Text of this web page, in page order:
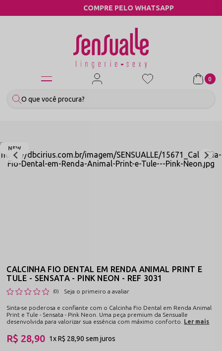
COMPRE PELO WHATSAPP
0
NEW
CALCINHA FIO DENTAL EM RENDA ANIMAL PRINT E
TULE - SENSATA - PINK NEON - REF 3031
(0) Seja o primeiro a avaliar
Sinta-se poderosa e confiante com o Calcinha Fio Dental em Renda Animal
Print e Tule - Sensata - Pink Neon. Uma peça premium da Sensualle
desenvolvida para valorizar sua essência com máximo conforto.
Ler mais
R$ 28,90 1xR$ 28,90sem juros